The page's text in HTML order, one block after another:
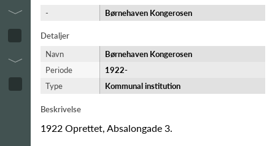
-
Børnehaven Kongerosen
Detaljer
Navn
Børnehaven Kongerosen
Periode
1922-​
Type
Kommunal institution
Beskrivelse
1922 Oprettet, Absalongade 3.